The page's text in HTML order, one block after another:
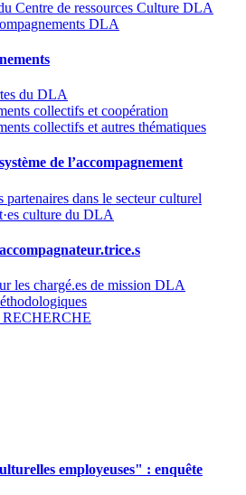
Centre de ressources Culture DLA
DLA
du DLA
collectifs et coopération
collectifs et autres thématiques
de l’accompagnement
dans le secteur culturel
culture du DLA
les chargé.es de mission DLA
employeuses" : enquête